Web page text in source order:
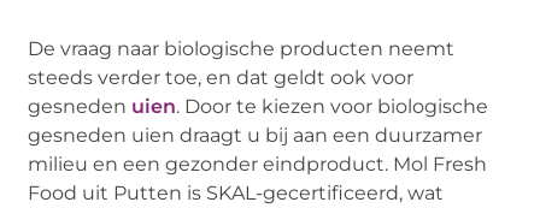
De vraag naar biologische producten neemt
steeds verder toe, en dat geldt ook voor
gesneden uien. Door te kiezen voor biologische
gesneden uien draagt u bij aan een duurzamer
milieu en een gezonder eindproduct. Mol Fresh
Food uit Putten is SKAL-gecertificeerd, wat